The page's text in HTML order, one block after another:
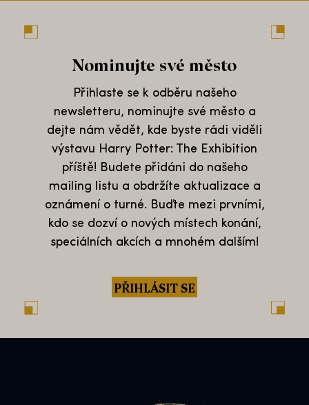
Nominujte své město
Přihlaste se k odběru našeho
newsletteru, nominujte své město a
dejte nám vědět, kde byste rádi viděli
výstavu Harry Potter: The Exhibition
příště! Budete přidáni do našeho
mailing listu a obdržíte aktualizace a
oznámení o turné. Buďte mezi prvními,
kdo se dozví o nových místech konání,
speciálních akcích a mnohém dalším!
PŘIHLÁSIT SE